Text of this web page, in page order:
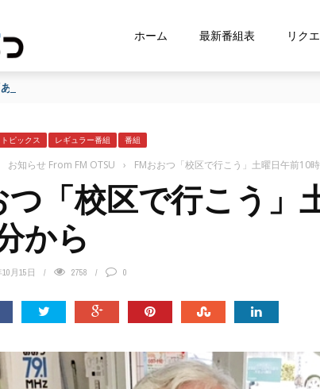
ホーム 最新番組表 リク
あの日の放送、もう一度聴きたいな…』にお応え！FMおおつ ポッド
トピックス レギュラー番組 番組
お知らせ From FM OTSU › FMおおつ「校区で行こう」土曜日午前10
「校区で行こう」
から
10月15日 2758 0